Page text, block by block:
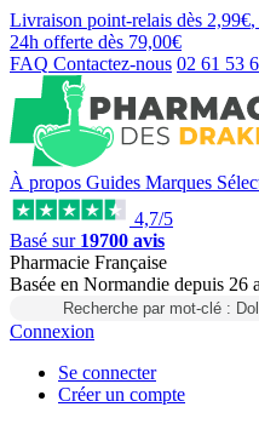
Livraison point-relais dès 2,99€
24h offerte dès 79,00€
FAQ Contactez-nous 02 61 53
À propos Guides Marques
4,7/5
Basé sur 19700 avis
Pharmacie Française
Basée en Normandie depuis 26
Recherche par mot-clé :
Connexion
Se connecter
Créer un compte